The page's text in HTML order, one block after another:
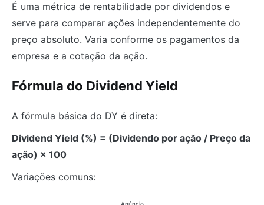
É uma métrica de rentabilidade por dividendos e
serve para comparar ações independentemente do
preço absoluto. Varia conforme os pagamentos da
empresa e a cotação da ação.
Fórmula do Dividend Yield
A fórmula básica do DY é direta:
Dividend Yield (%) = (Dividendo por ação / Preço da
ação) × 100
Variações comuns: